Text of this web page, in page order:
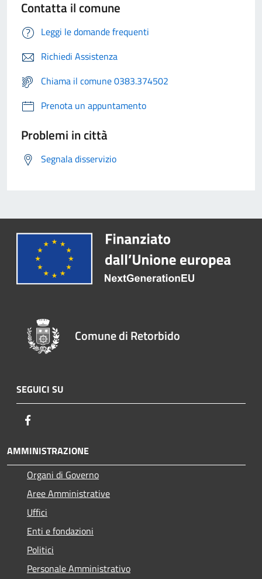
Contatta il comune
Leggi le domande frequenti
Richiedi Assistenza
Chiama il comune 0383.374502
Prenota un appuntamento
Problemi in città
Segnala disservizio
Comune di Retorbido
SEGUICI SU
AMMINISTRAZIONE
Organi di Governo
Aree Amministrative
Uffici
Enti e fondazioni
Politici
Personale Amministrativo